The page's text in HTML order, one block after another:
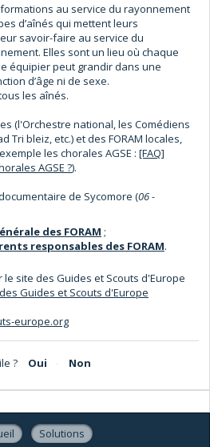
au service du rayonnement
d’aînés qui mettent leurs
savoir-faire au service du
Elles sont un lieu où chaque
équipier peut grandir dans une
d’âge ni de sexe.
les aînés.
(l'Orchestre national, les Comédiens
Tri bleiz, etc.) et des FORAM locales,
les chorales AGSE : [FAQ]
AGSE ?).
de Sycomore (06 -
des FORAM ;
responsables des FORAM.
le site des Guides et Scouts d'Europe
Guides et Scouts d'Europe
europe.org
? Oui Non
Solutions